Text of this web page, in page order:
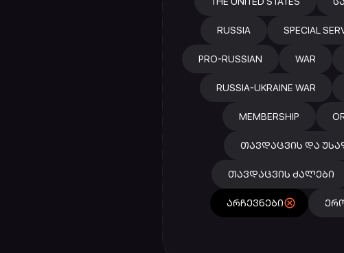
RUSSIA SPECIAL
PRO-RUSSIAN WAR
RUSSIA-UKRAINE WAR
MEMBERSHIP
ᲗᲐᲕᲓᲐᲪᲕᲘᲡ ᲓᲐ
ᲗᲐᲕᲓᲐᲪᲕᲘᲡ ᲫᲐᲚᲔᲑᲘ
ᲐᲠᲩᲔᲕᲜᲔᲑᲘ